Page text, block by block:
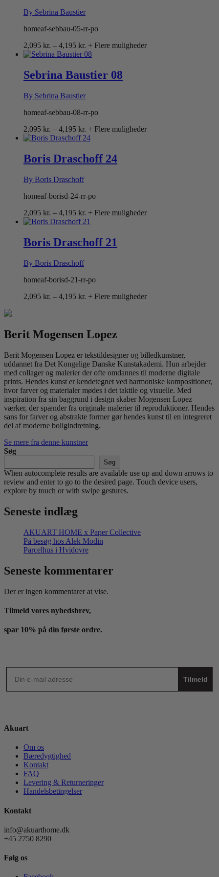
By Sebrina Baustier
homeaf-sebbau-05-rr-po
2,095 kr. – 4,195 kr. Prisinterval:
2,095 kr.
4,195 kr.
+ Flere muligheder
Sebrina Baustier 08
By Sebrina Baustier
homeaf-sebbau-08-rr-po
2,095 kr. – 4,195 kr. Prisinterval:
2,095 kr.
4,195 kr.
+ Flere muligheder
Boris Draschoff 24
By Boris Draschoff
homeaf-borisd-24-rr-po
2,095 kr. – 4,195 kr. Prisinterval:
2,095 kr.
4,195 kr.
+ Flere muligheder
Boris Draschoff 21
By Boris Draschoff
homeaf-borisd-21-rr-po
2,095 kr. – 4,195 kr. Prisinterval:
+ Flere muligheder
Berit Mogensen Lopez
Berit Mogensen Lopez er tekstildesigner og billedkunstner,
uddannet fra Det Kongelige Danske Kunstakademi. Hun arbejder
med collager og malerier der ofte omdannes til moderne digitale
prints. Hendes kunst er kendetegnet ved harmoniske kompositioner,
hvor farver og materialer mødes i det taktile og visuelle. Med
inspiration fra sin baggrund i design skaber Mogensen Lopez
værker, der spænder fra originale malerier til reproduktioner. Hendes
sans for farver og abstrakte former gør hendes kunst til en integreret
del af moderne boligindretning.
Se mere fra denne kunstner
Søg
Søg
When autocomplete results are available use up and down arrows to
review and enter to go to the desired page. Touch device users,
explore by touch or with swipe gestures.
Seneste indlæg
AKUART HOME x Paper Collective
På besøg hos Alek Modin
Parcelhus i Hvidovre
Seneste kommentarer
Der er ingen kommentarer at vise.
Tilmeld vores nyhedsbrev,
spar 10% på din første ordre.
Tilmeld
Akuart
Om os
Bæredygtighed
Kontakt
FAQ
Levering & Returneringer
Handelsbetingelser
Kontakt
info@akuarthome.dk
+45 2750 8290
Følg os